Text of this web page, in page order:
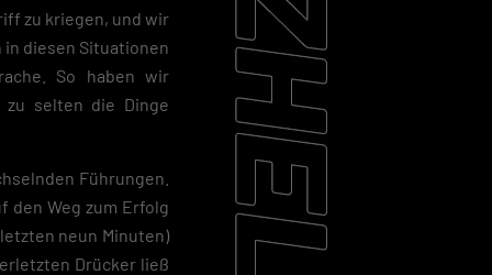
zu kriegen, und wir
in diesen Situationen
So haben wir
zu selten die Dinge
Führungen.
den Weg zum Erfolg
neun Minuten)
Drücker ließ